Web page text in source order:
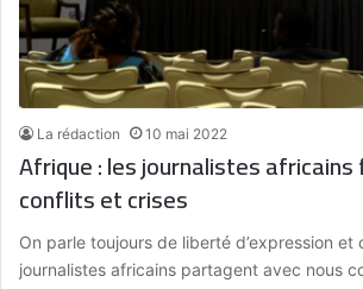
La rédaction 10 mai 2022
Afrique : les journalistes africains
conflits et crises
On parle toujours de liberté d’expression
journalistes africains partagent avec nous